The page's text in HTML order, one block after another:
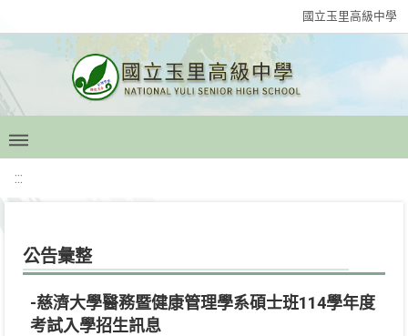
國立玉里高級中學
:::
公告彙整
-慈濟大學醫務暨健康管理學系碩士班114學年度
考試入學招生訊息